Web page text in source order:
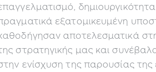
εξατομικευμένη
αποτελεσματικά
στρατηγικής μας και
ενίσχυση της παρουσίας της